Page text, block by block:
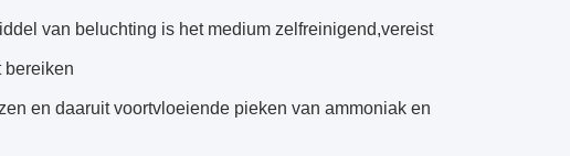
van beluchting is het medium zelfreinigend,vereist
bereiken
en daaruit voortvloeiende pieken van ammoniak en